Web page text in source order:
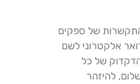
של ספקים
אלקטרוני לשם
של כל
להיזהר